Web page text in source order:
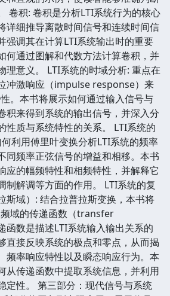
卷积: 卷积是分析LTI系统行为的核心
详细推导离散时间信号和连续时间信
强调其在计算LTI系统输出时的重要
何通过图解和代数方法计算卷积，并
理意义。 LTI系统的时域分析: 重点在
冲激响应（impulse response）来
。本书将展示如何通过输入信号与
积来得到系统的输出信号，并深入分
性质与系统特性的关系。 LTI系统的
利用傅里叶变换分析LTI系统的频率
同频率正弦信号的增益和相移。本书
应的幅频特性和相频特性，并解释它
制解调等方面的作用。 LTI系统的复
斯域）: 结合拉普拉斯变换，本书将
域的传递函数（transfer
数是描述LTI系统输入输出关系的
直接反映系统的极点和零点，从而揭
频率响应特性以及瞬态响应行为。本
从传递函数中提取系统信息，并利用
定性。 第三部分：现代信号与系统